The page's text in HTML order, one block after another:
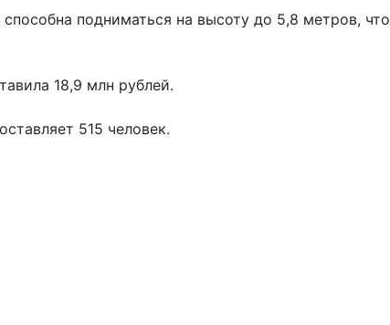
подниматься на высоту до 5,8 метров, что
18,9 млн рублей.
515 человек.